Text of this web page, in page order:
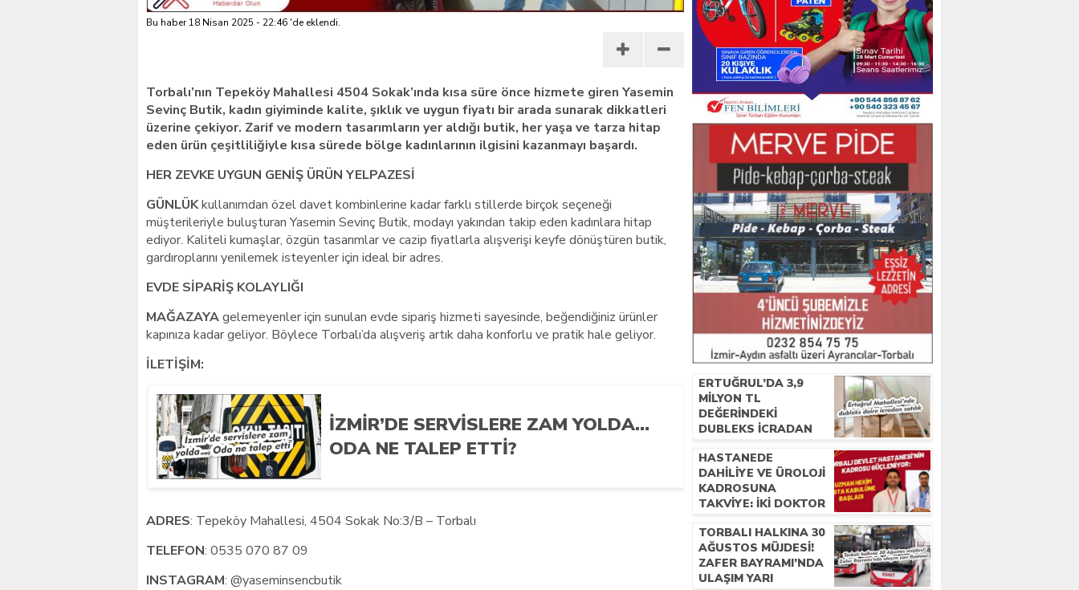
Bu haber 18 Nisan 2025 - 22:46 'de eklendi.
Torbalı’nın Tepeköy Mahallesi 4504 Sokak’ında kısa süre önce hizmete giren Yasemin
Sevinç Butik, kadın giyiminde kalite, şıklık ve uygun fiyatı bir arada sunarak dikkatleri
üzerine çekiyor. Zarif ve modern tasarımların yer aldığı butik, her yaşa ve tarza hitap
eden ürün çeşitliliğiyle kısa sürede bölge kadınlarının ilgisini kazanmayı başardı.
HER ZEVKE UYGUN GENİŞ ÜRÜN YELPAZESİ
GÜNLÜKkullanımdan özel davet kombinlerine kadar farklı stillerde birçok seçeneği
müşterileriyle buluşturan Yasemin Sevinç Butik, modayı yakından takip eden kadınlara hitap
ediyor. Kaliteli kumaşlar, özgün tasarımlar ve cazip fiyatlarla alışverişi keyfe dönüştüren butik,
gardıroplarını yenilemek isteyenler için ideal bir adres.
EVDE SİPARİŞ KOLAYLIĞI
MAĞAZAYAgelemeyenler için sunulan evde sipariş hizmeti sayesinde, beğendiğiniz ürünler
kapınıza kadar geliyor. Böylece Torbalı’da alışveriş artık daha konforlu ve pratik hale geliyor.
İLETİŞİM:
İZMIR’DE SERVISLERE ZAM YOLDA…
ODA NE TALEP ETTI?
ADRES: Tepeköy Mahallesi, 4504 Sokak No:3/B – Torbalı
TELEFON: 0535 070 87 09
INSTAGRAM: @yaseminsencbutik
ERTUĞRUL’DA 3,9
MILYON TL
DEĞERINDEKI
DUBLEKS ICRADAN
HASTANEDE
DAHILIYE VE ÜROLOJI
KADROSUNA
TAKVIYE: İKI DOKTOR
TORBALI HALKINA 30
AĞUSTOS MÜJDESI!
ZAFER BAYRAMI’NDA
ULAŞIM YARI